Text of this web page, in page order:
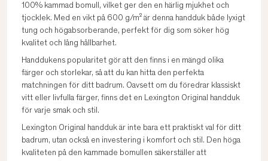
100% kammad bomull, vilket ger den en härlig mjukhet och
tjocklek. Med en vikt på 600 g/m² är denna handduk både lyxigt
tung och högabsorberande, perfekt för dig som söker hög
kvalitet och lång hållbarhet.
Handdukens popularitet gör att den finns i en mängd olika
färger och storlekar, så att du kan hitta den perfekta
matchningen för ditt badrum. Oavsett om du föredrar klassiskt
vitt eller livfulla färger, finns det en Lexington Original handduk
för varje smak och stil.
Lexington Original handduk är inte bara ett praktiskt val för ditt
badrum, utan också en investering i komfort och stil. Den höga
kvaliteten på den kammade bomullen säkerställer att